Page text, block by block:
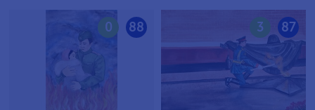
88
0 87
3